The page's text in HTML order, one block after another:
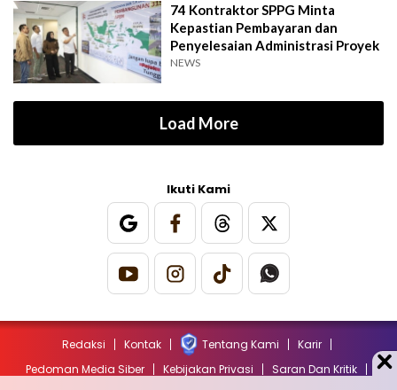
74 Kontraktor SPPG Minta
Kepastian Pembayaran dan
Penyelesaian Administrasi Proyek
NEWS
Load More
Ikuti Kami
Redaksi Kontak Tentang Kami
Karir
Pedoman Media Siber
Kebijakan Privasi
Saran Dan Kritik